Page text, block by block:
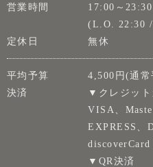
営業時間
17:00～23:30
(L.O. 22:30
定休日
無休
平均予算
4,500円(通
決済
▼クレジット
VISA、
EXPRESS、
discoverCard
▼QR決済